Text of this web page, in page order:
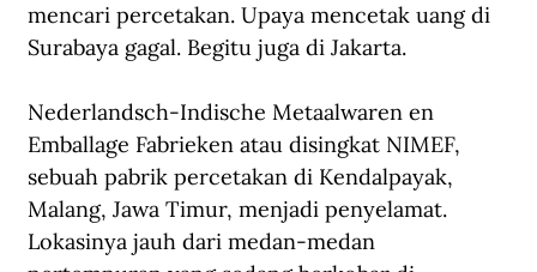
mencari percetakan. Upaya mencetak uang di
Surabaya gagal. Begitu juga di Jakarta.
Nederlandsch-Indische Metaalwaren en
Emballage Fabrieken atau disingkat NIMEF,
sebuah pabrik percetakan di Kendalpayak,
Malang, Jawa Timur, menjadi penyelamat.
Lokasinya jauh dari medan-medan